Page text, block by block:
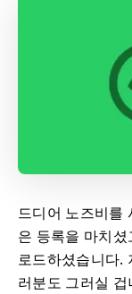
드디어 노즈비를
은 등록을 마치
로드하셨습니다.
러분도 그러실